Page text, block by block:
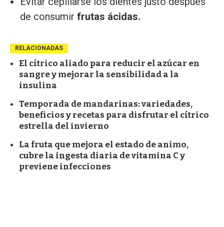
de consumir frutas ácidas.
RELACIONADAS
El cítrico aliado para reducir el azúcar en
sangre y mejorar la sensibilidad a la
insulina
Temporada de mandarinas: variedades,
beneficios y recetas para disfrutar el cítrico
estrella del invierno
La fruta que mejora el estado de animo,
cubre la ingesta diaria de vitamina C y
previene infecciones